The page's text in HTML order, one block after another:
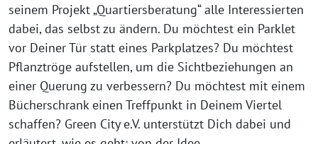
seinem Projekt „Quartiersberatung“ alle Interessierten
dabei, das selbst zu ändern. Du möchtest ein Parklet
vor Deiner Tür statt eines Parkplatzes? Du möchtest
Pflanztröge aufstellen, um die Sichtbeziehungen an
einer Querung zu verbessern? Du möchtest mit einem
Bücherschrank einen Treffpunkt in Deinem Viertel
schaffen? Green City e.V. unterstützt Dich dabei und